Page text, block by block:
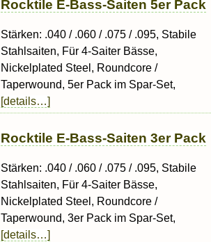
Rocktile E-Bass-Saiten 5er Pack
Stärken: .040 / .060 / .075 / .095, Stabile
Stahlsaiten, Für 4-Saiter Bässe,
Nickelplated Steel, Roundcore /
Taperwound, 5er Pack im Spar-Set,
[details…]
Rocktile E-Bass-Saiten 3er Pack
Stärken: .040 / .060 / .075 / .095, Stabile
Stahlsaiten, Für 4-Saiter Bässe,
Nickelplated Steel, Roundcore /
Taperwound, 3er Pack im Spar-Set,
[details…]